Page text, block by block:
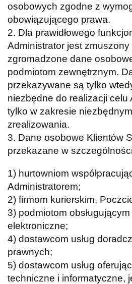
osobowych zgodne z
obowiązującego prawa.
2. Dla prawidłowego
Administrator jest
zgromadzone dane
podmiotom zewnętrznym.
przekazywane są tylko
niezbędne do realizacji celu
tylko w zakresie
zrealizowania.
3. Dane osobowe Klientów
przekazane w
1) hurtowniom
Administratorem;
2) firmom kurierskim,
3) podmiotom obsługującym
elektroniczne;
4) dostawcom usług
prawnych;
5) dostawcom usług
techniczne i informatyczne,